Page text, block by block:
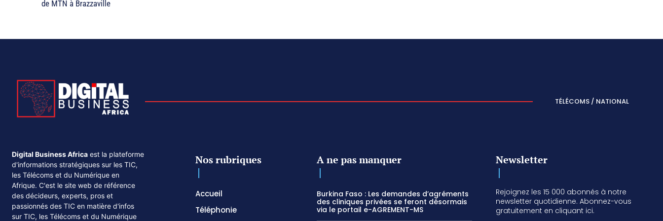
de MTN à Brazzaville
TÉLÉCOMS / NATIONAL
Digital Business Africa est la plateforme
d'informations stratégiques sur les TIC,
les Télécoms et du Numérique en
Afrique. C'est le site web de référence
des décideurs, experts, pros et
passionnés des TIC en matière d'infos
sur TIC, les Télécoms et du Numérique
Nos rubriques
Accueil
Téléphonie
A ne pas manquer
Burkina Faso : Les demandes d’agréments
des cliniques privées se feront désormais
via le portail e-AGREMENT-MS
Newsletter
Rejoignez les 15 000 abonnés à notre
newsletter quotidienne. Abonnez-vous
gratuitement en cliquant ici.